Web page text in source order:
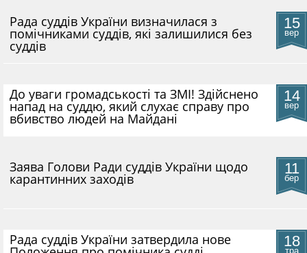
15
вер
Рада суддів України визначилася з
помічниками суддів, які залишилися без
суддів
14
вер
До уваги громадськості та ЗМІ! Здійснено
напад на суддю, який слухає справу про
вбивство людей на Майдані
11
бер
​Заява Голови Ради суддів України щодо
карантинних заходів
18
тра
Рада суддів України затвердила нове